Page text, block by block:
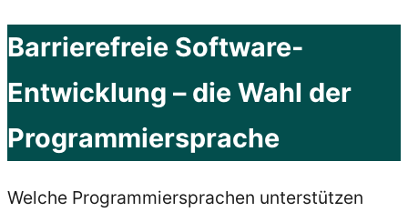
Barrierefreie Software-
Entwicklung – die Wahl der
Programmiersprache
Welche Programmiersprachen unterstützen